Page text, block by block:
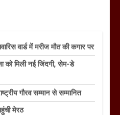
वार्ड में मरीज मौत की कगार पर
को मिली नई जिंदगी, सेम-डे
गौरव सम्मान से सम्मानित
मेरठ